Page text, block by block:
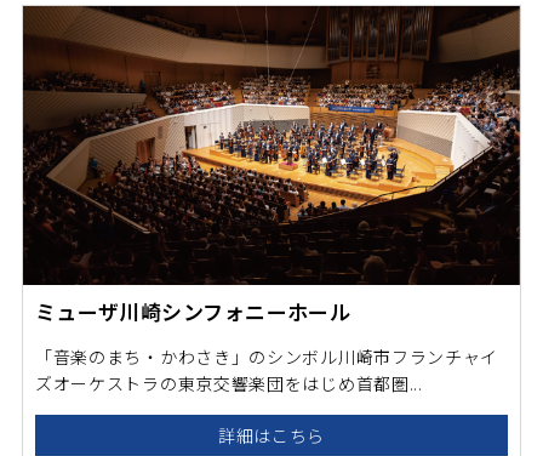
ミューザ川崎シンフォニーホール
「音楽のまち・かわさき」のシンボル川崎市フランチャイ
ズオーケストラの東京交響楽団をはじめ首都圏...
詳細はこちら